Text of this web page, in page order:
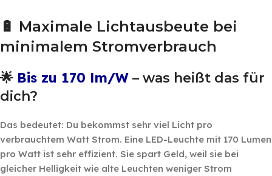
🔋 Maximale Lichtausbeute bei
minimalem Stromverbrauch
🌟 Bis zu 170 lm/W – was heißt das für
dich?
Das bedeutet: Du bekommst sehr viel Licht pro
verbrauchtem Watt Strom. Eine LED-Leuchte mit 170 Lumen
pro Watt ist sehr effizient. Sie spart Geld, weil sie bei
gleicher Helligkeit wie alte Leuchten weniger Strom